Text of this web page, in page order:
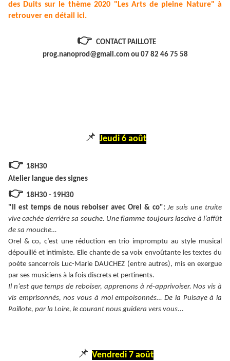
des Duits sur le thème 2020 "Les Arts de pleine Nature" à
retrouver en détail ici.
👉 CONTACT PAILLOTE
prog.nanoprod@gmail.com ou 07 82 46 75 58
📌 Jeudi 6 août
👉 18H30
Atelier langue des signes
👉 18H30 - 19H30
"Il est temps de nous reboiser avec Orel & co":Je suis une truite
vive cachée derrière sa souche. Une flamme toujours lascive à l’affût
de sa mouche…
Orel & co, c’est une réduction en trio impromptu au style musical
dépouillé et intimiste. Elle chante de sa voix envoûtante les textes du
poète sancerrois Luc-Marie DAUCHEZ (entre autres), mis en exergue
par ses musiciens à la fois discrets et pertinents.
Il n’est que temps de reboiser, apprenons à ré-apprivoiser. Nos vis à
vis emprisonnés, nos vous à moi empoisonnés…De la Puisaye à la
Paillote, par la Loire, le courant nous guidera vers vous...
📌 Vendredi 7 août